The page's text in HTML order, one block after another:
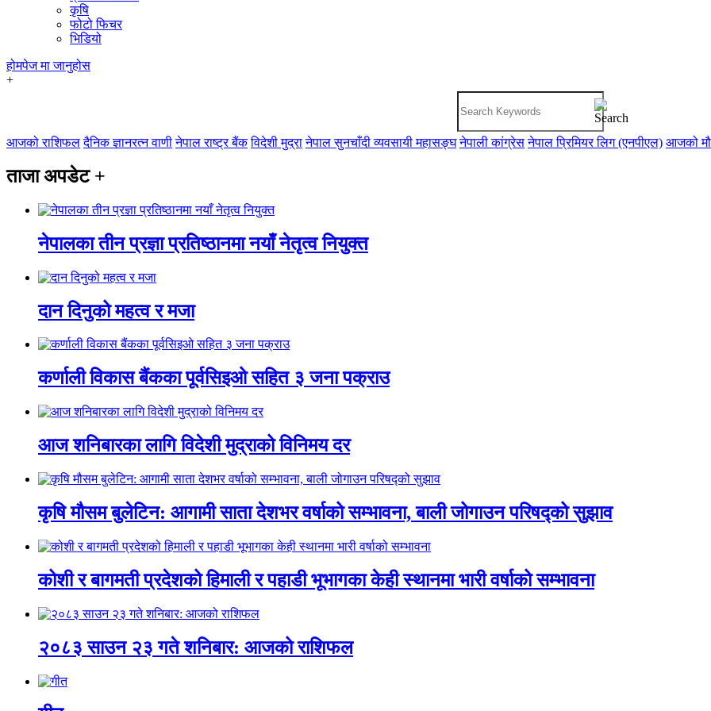
कृषि
फोटो फिचर
भिडियो
होमपेज मा जानुहोस
+
आजको राशिफल दैनिक ज्ञानरत्न वाणी नेपाल राष्ट्र बैंक विदेशी मुद्रा नेपाल सुनचाँदी व्यवसायी महासङ्घ नेपाली कांग्रेस नेपाल प्रिमियर लिग (एनपीएल) आजको
ताजा अपडेट +
नेपालका तीन प्रज्ञा प्रतिष्ठानमा नयाँ नेतृत्व नियुक्त
दान दिनुको महत्व र मजा
कर्णाली विकास बैंकका पूर्वसिइओ सहित ३ जना पक्राउ
आज शनिबारका लागि विदेशी मुद्राको विनिमय दर
कृषि मौसम बुलेटिन: आगामी साता देशभर वर्षाको सम्भावना, बाली जोगाउन परिषद्को सुझाव
कोशी र बागमती प्रदेशको हिमाली र पहाडी भूभागका केही स्थानमा भारी वर्षाको सम्भावना
२०८३ साउन २३ गते शनिबार: आजको राशिफल